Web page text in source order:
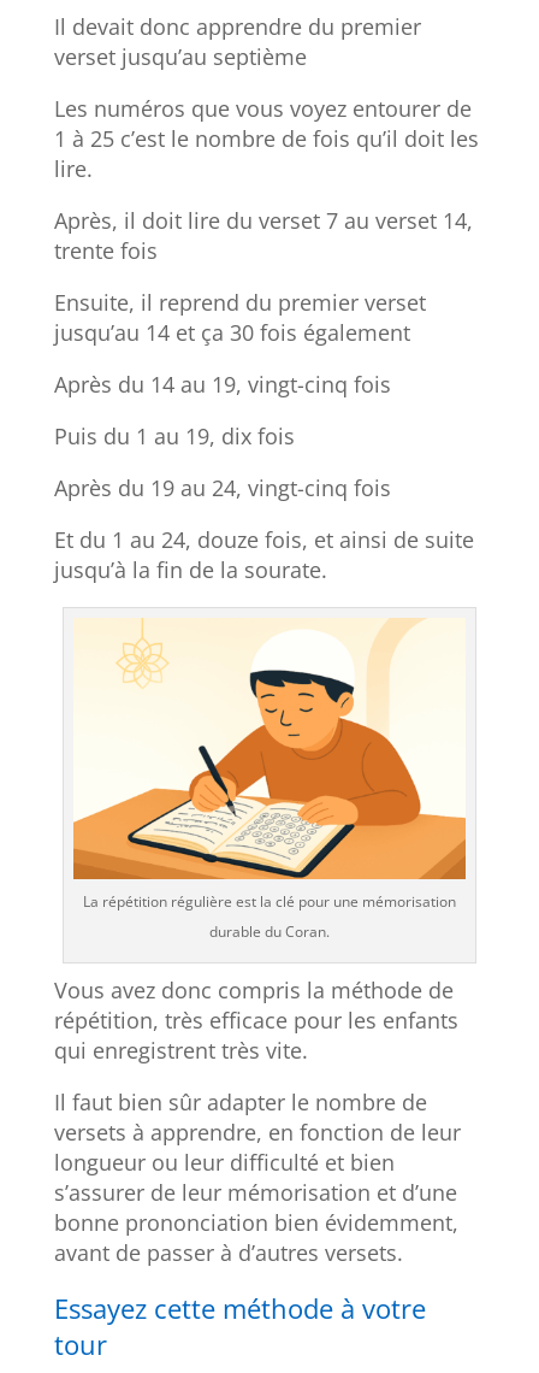
Il devait donc apprendre du premier
verset jusqu’au septième
Les numéros que vous voyez entourer de
1 à 25 c’est le nombre de fois qu’il doit les
lire.
Après, il doit lire du verset 7 au verset 14,
trente fois
Ensuite, il reprend du premier verset
jusqu’au 14 et ça 30 fois également
Après du 14 au 19, vingt-cinq fois
Puis du 1 au 19, dix fois
Après du 19 au 24, vingt-cinq fois
Et du 1 au 24, douze fois, et ainsi de suite
jusqu’à la fin de la sourate.
La répétition régulière est la clé pour une mémorisation
durable du Coran.
Vous avez donc compris la méthode de
répétition, très efficace pour les enfants
qui enregistrent très vite.
Il faut bien sûr adapter le nombre de
versets à apprendre, en fonction de leur
longueur ou leur difficulté et bien
s’assurer de leur mémorisation et d’une
bonne prononciation bien évidemment,
avant de passer à d’autres versets.
Essayez cette méthode à votre
tour